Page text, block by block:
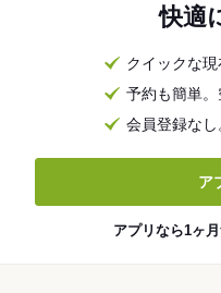
快適
クイックな
予約も簡単
会員登録な
ア
アプリなら1ヶ